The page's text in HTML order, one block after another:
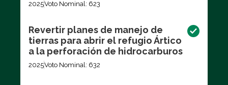
2025Voto Nominal: 623
Revertir planes de manejo de
tierras para abrir el refugio Ártico
a la perforación de hidrocarburos
2025Voto Nominal: 632